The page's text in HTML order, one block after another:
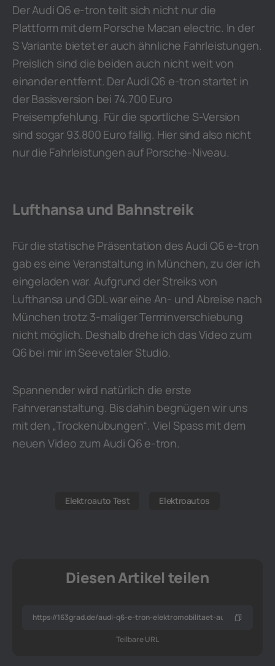
Der Audi Q6 e-tron teilt sich nicht nur die
Plattform mit dem Porsche Macan electric. In der
S Variante bietet er auch ähnliche Fahrleistungen.
Preislich sind die beiden auch nicht weit von
einander entfernt. Der Audi Q6 e-tron startet in
der Basisversion bei 74.700 Euro
Preisempfehlung. Für die sportliche S-Version
sind sogar 93.800 Euro fällig. Hier sind also nicht
nur die Fahrleistungen auf Porsche-Niveau.
Lufthansa und Bahnstreik
Für die statische Präsentation des Audi Q6 e-tron
gab es eine Veranstaltung in München, zu der ich
eingeladen war. Aufgrund der Streiks von
Lufthansa und GDL war eine An- und Abreise nach
München trotz 3-maliger Terminverschiebung
nicht möglich. Deshalb drehe ich das Video zum
Q6 bei mir im Seevetaler Studio.
Spannender wird natürlich die erste
Fahrveranstaltung. Bis dahin begnügen wir uns
mit den „Trockenübungen“. Viel Spass mit dem
neuen Video zum Audi Q6 e-tron.
Elektroauto Test Elektroautos
Diesen Artikel teilen
Teilbare URL